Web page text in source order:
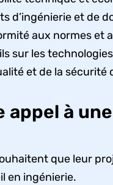
d’ingénierie et de
aux normes
sur les
et de la sécurité
appel à
que leur
en ingénierie.